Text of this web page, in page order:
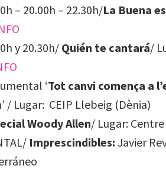
– 20.00h – 22.30h/La Buena
y 20.30h/ Quién te cantará/
‘Tot canvi comença a
/ Lugar: CEIP Llebeig (Dènia)
Woody Allen/ Lugar:
Imprescindibles: Javier